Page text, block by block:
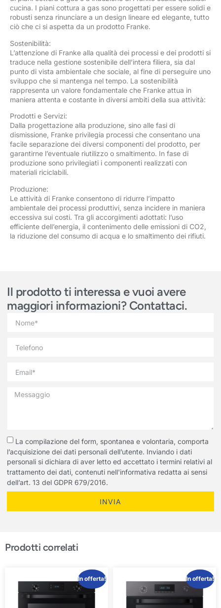
cucina. I piani cottura a gas sono progettati per essere solidi e
robusti senza rinunciare a un design lineare ed elegante, tutto
ciò che ci si aspetta da un prodotto Franke.
Sostenibilità:
L’attenzione di Franke alla qualità dei processi e dei prodotti si
traduce nella gestione sostenibile dell’intera filiera, sia dal
punto di vista ambientale che sociale, al fine di perseguire uno
sviluppo che si mantenga nel tempo. La sostenibilità
rappresenta un valore fondamentale che Franke attua in
maniera attenta e costante in diversi ambiti della sua attività:
Prodotti e Servizi:
Dalla progettazione alla produzione, sino alle fasi di
dismissione, Franke privilegia processi che consentano una
facile separazione dei diversi componenti del prodotto, per
garantirne l’eventuale riutilizzo o smaltimento. In fase di
produzione sono privilegiati i componenti realizzati con
materiali riciclabili.
Produzione:
Le attività di Franke consentono di ridurre l’impatto
ambientale dei processi produttivi, senza incidere in maniera
eccessiva sui costi. Tra gli accorgimenti adottati: l’uso
efficiente dell’energia, il contenimento delle emissioni di CO2,
la riduzione del consumo di acqua e lo smaltimento dei rifiuti.
Il prodotto ti interessa e vuoi avere
maggiori informazioni? Contattaci.
La compilazione del form, spontanea e volontaria, comporta
l’acquisizione dei dati personali dell’utente. Inviando i dati
personali si dichiara di aver letto ed accettato i termini relativi al
trattamento dei dati, contenuti nell'informativa redatta ai sensi
dell’art. 13 del GDPR 679/2016.
INVIA
Prodotti correlati
In offerta! In offerta!